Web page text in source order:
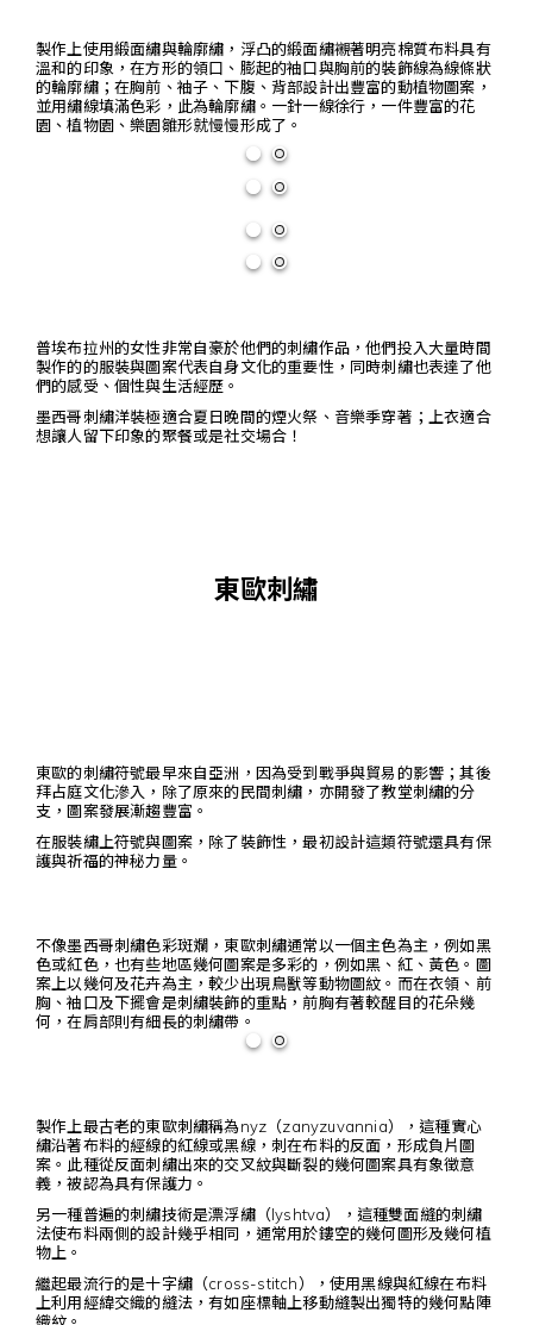
製作上使用緞面繡與輪廓繡，浮凸的緞面繡襯著明亮棉質布料具有
溫和的印象，在方形的領口、膨起的袖口與胸前的裝飾線為線條狀
的輪廓繡；在胸前、袖子、下腹、背部設計出豐富的動植物圖案，
並用繡線填滿色彩，此為輪廓繡。一針一線徐行，一件豐富的花
園、植物園、樂園雛形就慢慢形成了。
普埃布拉州的女性非常自豪於他們的刺繡作品，他們投入大量時間
製作的的服裝與圖案代表自身文化的重要性，同時刺繡也表達了他
們的感受、個性與生活經歷。
墨西哥刺繡洋裝極適合夏日晚間的煙火祭、音樂季穿著；上衣適合
想讓人留下印象的聚餐或是社交場合！
東歐刺繡
東歐的刺繡符號最早來自亞洲，因為受到戰爭與貿易的影響；其後
拜占庭文化滲入，除了原來的民間刺繡，亦開發了教堂刺繡的分
支，圖案發展漸趨豐富。
在服裝繡上符號與圖案，除了裝飾性，最初設計這類符號還具有保
護與祈福的神秘力量。
不像墨西哥刺繡色彩斑斕，東歐刺繡通常以一個主色為主，例如黑
色或紅色，也有些地區幾何圖案是多彩的，例如黑、紅、黃色。圖
案上以幾何及花卉為主，較少出現鳥獸等動物圖紋。而在衣領、前
胸、袖口及下擺會是刺繡裝飾的重點，前胸有著較醒目的花朵幾
何，在肩部則有細長的刺繡帶。
製作上最古老的東歐刺繡稱為nyz（zanyzuvannia），這種實心
繡沿著布料的經線的紅線或黑線，刺在布料的反面，形成負片圖
案。此種從反面刺繡出來的交叉紋與斷裂的幾何圖案具有象徵意
義，被認為具有保護力。
另一種普遍的刺繡技術是漂浮繡（lyshtva），這種雙面縫的刺繡
法使布料兩側的設計幾乎相同，通常用於鏤空的幾何圖形及幾何植
物上。
繼起最流行的是十字繡（cross-stitch），使用黑線與紅線在布料
上利用經緯交織的縫法，有如座標軸上移動縫製出獨特的幾何點陣
織紋。